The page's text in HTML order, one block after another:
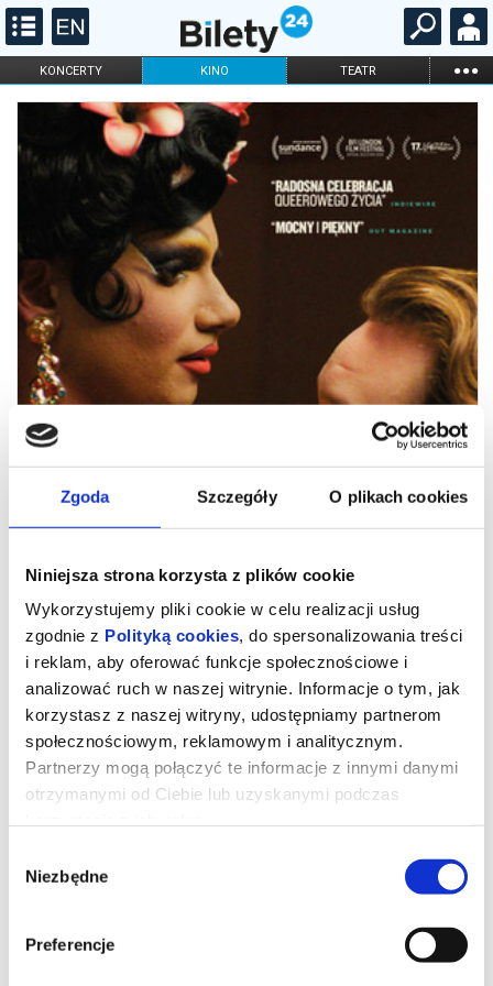
Zgoda Szczegóły O plikach cookies
Niniejsza strona korzysta z plików cookie
Wykorzystujemy pliki cookie w celu realizacji usług
zgodnie z Polityką cookies, do spersonalizowania treści
i reklam, aby oferować funkcje społecznościowe i
analizować ruch w naszej witrynie. Informacje o tym, jak
korzystasz z naszej witryny, udostępniamy partnerom
społecznościowym, reklamowym i analitycznym.
Partnerzy mogą połączyć te informacje z innymi danymi
otrzymanymi od Ciebie lub uzyskanymi podczas
zgody
Niezbędne
Preferencje
KONCERTY KINO TEATR ...
FILHARMONIA OPERA I BALET
DLA DZIECI
ONLINE KARNETY
LAYLA
jednego z występów zwraca na siebie uwagę Maxa, młodego i
czarującego biznesmena. Rodzi się między nimi namiętność, lecz
gdy Layla otwarcie walczy o prawo do bycia sobą, Max wciąż